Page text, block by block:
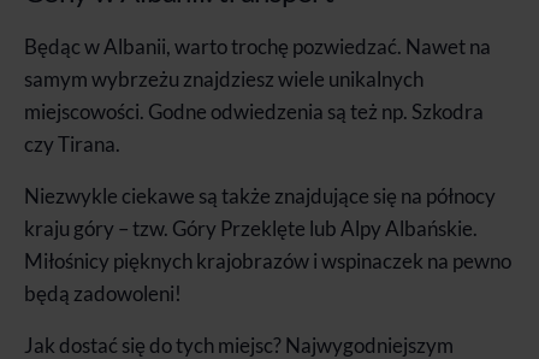
Będąc w Albanii, warto trochę pozwiedzać. Nawet na
samym wybrzeżu znajdziesz wiele unikalnych
miejscowości. Godne odwiedzenia są też np. Szkodra
czy Tirana.
Niezwykle ciekawe są także znajdujące się na północy
kraju góry – tzw. Góry Przeklęte lub Alpy Albańskie.
Miłośnicy pięknych krajobrazów i wspinaczek na pewno
będą zadowoleni!
Jak dostać się do tych miejsc? Najwygodniejszym